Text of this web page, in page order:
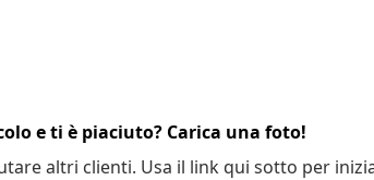
e ti è piaciuto? Carica una foto!
altri clienti. Usa il link qui sotto per